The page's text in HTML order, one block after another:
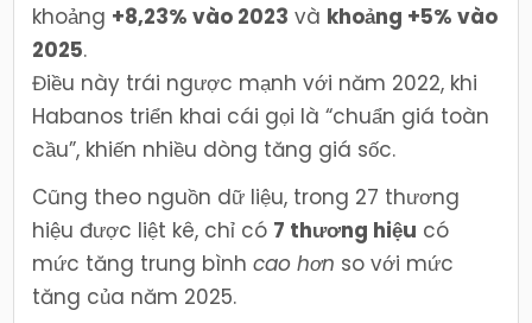
khoảng +8,23% vào 2023 và khoảng +5% vào
2025.
Điều này trái ngược mạnh với năm 2022, khi
Habanos triển khai cái gọi là “chuẩn giá toàn
cầu”, khiến nhiều dòng tăng giá sốc.
Cũng theo nguồn dữ liệu, trong 27 thương
hiệu được liệt kê, chỉ có 7 thương hiệu có
mức tăng trung bìnhcao hơn so với mức
tăng của năm 2025.